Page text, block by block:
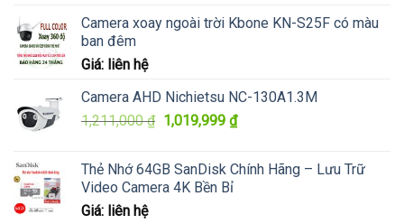
Camera xoay ngoài trời Kbone KN-S25F có màu
ban đêm
Giá: liên hệ
Camera AHD Nichietsu NC-130A1.3M
1,211,000₫ Giá
1,211,000 ₫.
1,019,999 ₫Giá
là:
Thẻ Nhớ 64GB SanDisk Chính Hãng – Lưu Trữ
Video Camera 4K Bền Bỉ
Giá: liên hệ